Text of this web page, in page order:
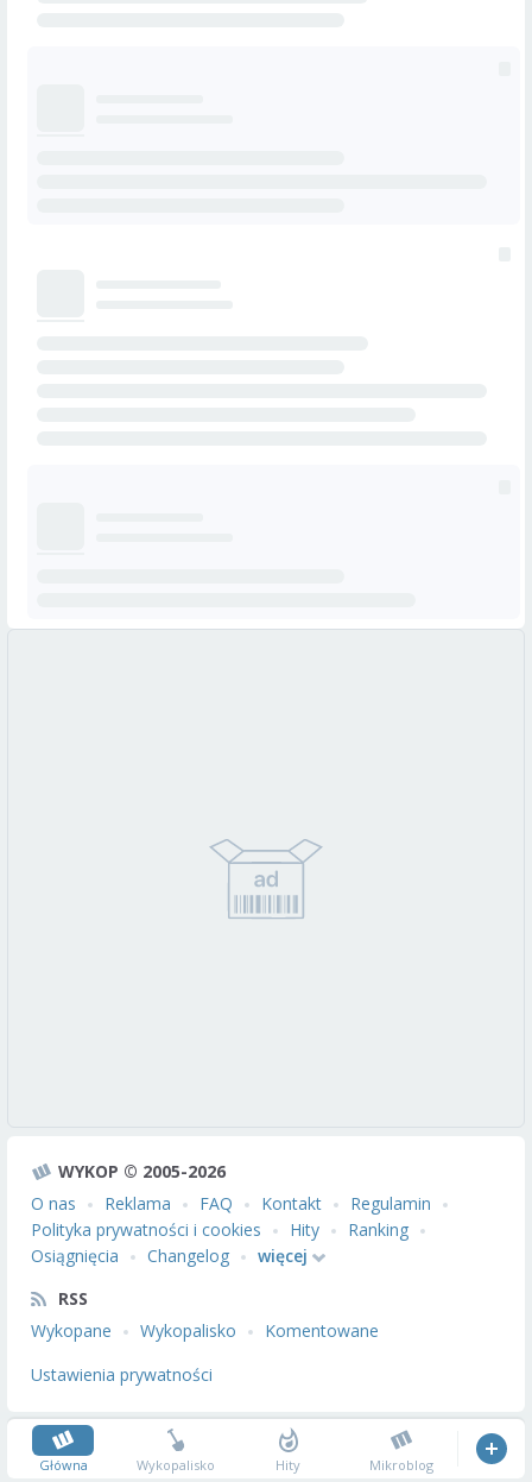
WYKOP © 2005-2026
O nas
Reklama FAQ Kontakt
Regulamin
Polityka prywatności i cookies
Hity
Ranking
Osiągnięcia
Changelog
więcej
RSS
Wykopane
Wykopalisko
Komentowane
Ustawienia prywatności
Główna Wykopalisko Hity Mikroblog